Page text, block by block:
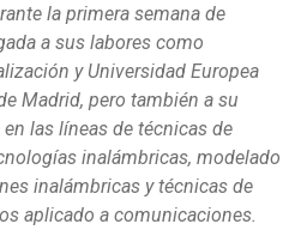
la primera semana de
a sus labores como
y Universidad Europea
Madrid, pero también a su
las líneas de técnicas de
inalámbricas, modelado
inalámbricas y técnicas de
aplicado a comunicaciones.